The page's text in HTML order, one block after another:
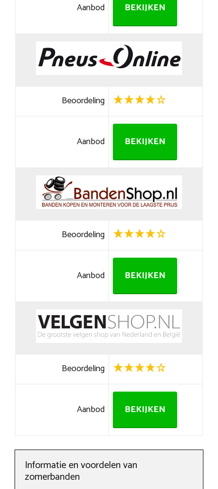
Aanbod BEKIJKEN
Beoordeling
Aanbod BEKIJKEN
Beoordeling
Aanbod BEKIJKEN
Beoordeling
Aanbod BEKIJKEN
Informatie en voordelen van
zomerbanden